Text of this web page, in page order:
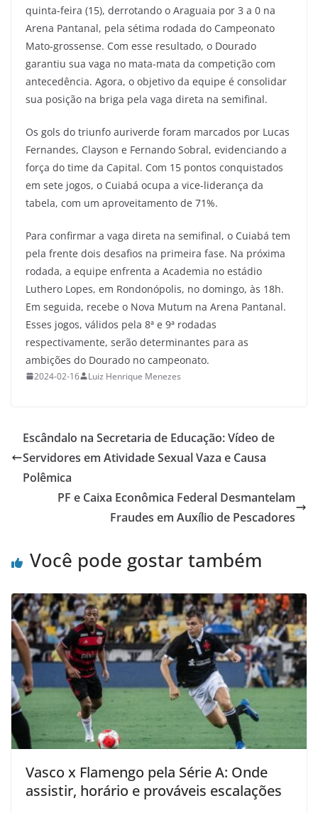
quinta-feira (15), derrotando o Araguaia por 3 a 0 na
Arena Pantanal, pela sétima rodada do Campeonato
Mato-grossense. Com esse resultado, o Dourado
garantiu sua vaga no mata-mata da competição com
antecedência. Agora, o objetivo da equipe é consolidar
sua posição na briga pela vaga direta na semifinal.
Os gols do triunfo auriverde foram marcados por Lucas
Fernandes, Clayson e Fernando Sobral, evidenciando a
força do time da Capital. Com 15 pontos conquistados
em sete jogos, o Cuiabá ocupa a vice-liderança da
tabela, com um aproveitamento de 71%.
Para confirmar a vaga direta na semifinal, o Cuiabá tem
pela frente dois desafios na primeira fase. Na próxima
rodada, a equipe enfrenta a Academia no estádio
Luthero Lopes, em Rondonópolis, no domingo, às 18h.
Em seguida, recebe o Nova Mutum na Arena Pantanal.
Esses jogos, válidos pela 8ª e 9ª rodadas
respectivamente, serão determinantes para as
ambições do Dourado no campeonato.
2024-02-16 Luiz Henrique Menezes
Escândalo na Secretaria de Educação: Vídeo de
Servidores em Atividade Sexual Vaza e Causa
Polêmica
PF e Caixa Econômica Federal Desmantelam
Fraudes em Auxílio de Pescadores
Você pode gostar também
Vasco x Flamengo pela Série A: Onde
assistir, horário e prováveis escalações